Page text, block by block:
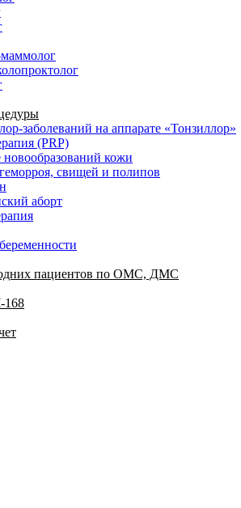
заболеваний на аппарате «Тонзиллор»
(PRP)
новообразований кожи
свищей и полипов
аборт
пациентов по ОМС, ДМС